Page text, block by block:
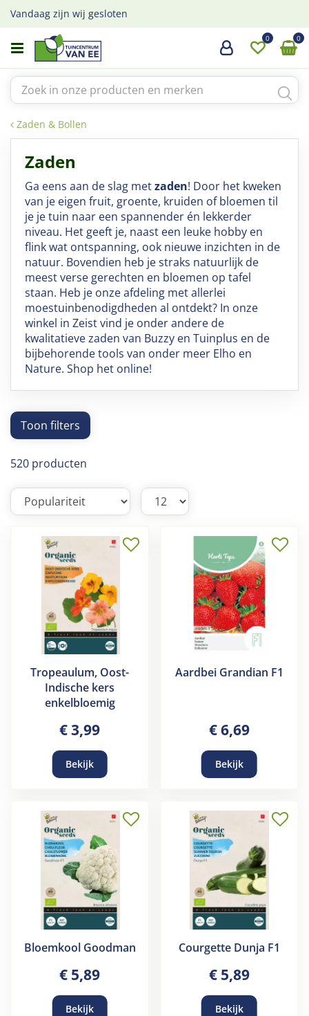
a
Zaden & Bollen
Vandaag zijn wij gesloten
Zaden
Ga eens aan de slag metzaden! Door het kweken
van je eigen fruit, groente, kruiden of bloemen til
je je tuin naar een spannender én lekkerder
niveau. Het geeft je, naast een leuke hobby en
flink wat ontspanning, ook nieuwe inzichten in de
natuur. Bovendien heb je straks natuurlijk de
meest verse gerechten en bloemen op tafel
staan. Heb je onze afdeling met allerlei
moestuinbenodigdheden al ontdekt? In onze
winkel in Zeist vind je onder andere de
kwalitatieve zaden van Buzzy en Tuinplus en de
bijbehorende tools van onder meer Elho en
Nature. Shop het online!
Toon filters
520 producten
Tropeaulum, Oost-
Indische kers
enkelbloemig
€3,99
Bekijk
Aardbei Grandian F1
€6,69
Bekijk
Bloemkool Goodman
€ 5,89
Bekijk
Courgette Dunja F1
€ 5,89
Bekijk